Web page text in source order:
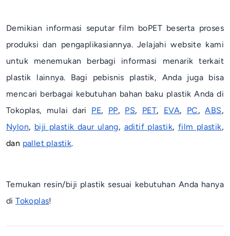
Demikian informasi seputar film boPET beserta proses
produksi dan pengaplikasiannya. Jelajahi website kami
untuk menemukan berbagi informasi menarik terkait
plastik lainnya. Bagi pebisnis plastik, Anda juga bisa
mencari berbagai kebutuhan bahan baku plastik Anda di
Tokoplas, mulai dari PE, PP, PS, PET, EVA, PC,ABS,
Nylon, biji plastik daur ulang, aditif plastik, film plastik,
dan pallet plastik.
Temukan resin/biji plastik sesuai kebutuhan Anda hanya
diTokoplas!